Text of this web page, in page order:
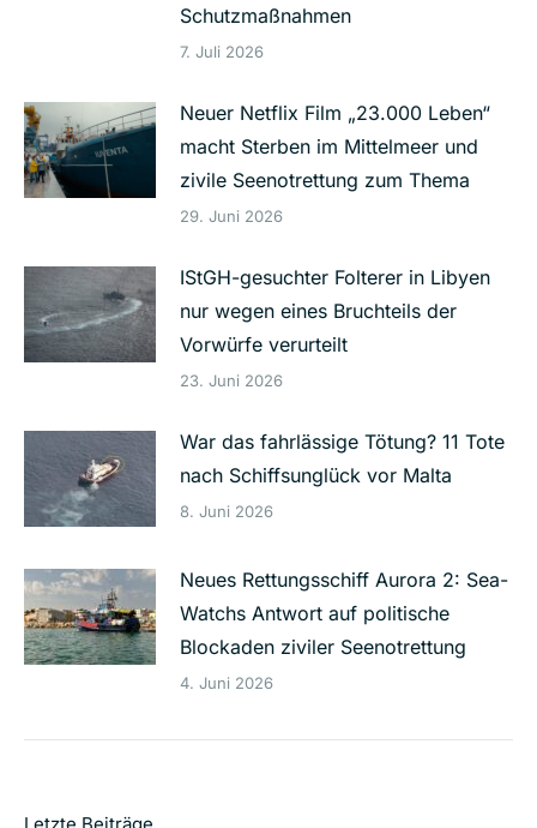
Schutzmaßnahmen
7. Juli 2026
Neuer Netflix Film „23.000 Leben“
macht Sterben im Mittelmeer und
zivile Seenotrettung zum Thema
29. Juni 2026
IStGH-gesuchter Folterer in Libyen
nur wegen eines Bruchteils der
Vorwürfe verurteilt
23. Juni 2026
War das fahrlässige Tötung? 11 Tote
nach Schiffsunglück vor Malta
8. Juni 2026
Neues Rettungsschiff Aurora 2: Sea-
Watchs Antwort auf politische
Blockaden ziviler Seenotrettung
4. Juni 2026